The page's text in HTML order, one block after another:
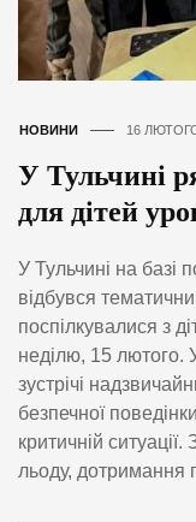
НОВИНИ 16
У Тульчині
для дітей
У Тульчині на базі
відбувся
поспілкувалися з
неділю, 15 лютого.
зустрічі
безпечної
критичній
льоду, дотримання